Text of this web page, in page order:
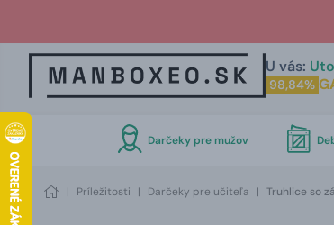
U vás:
98,84%
Darčeky pre mužov
| Príležitosti | Darčeky pre učiteľa | Truhlice so